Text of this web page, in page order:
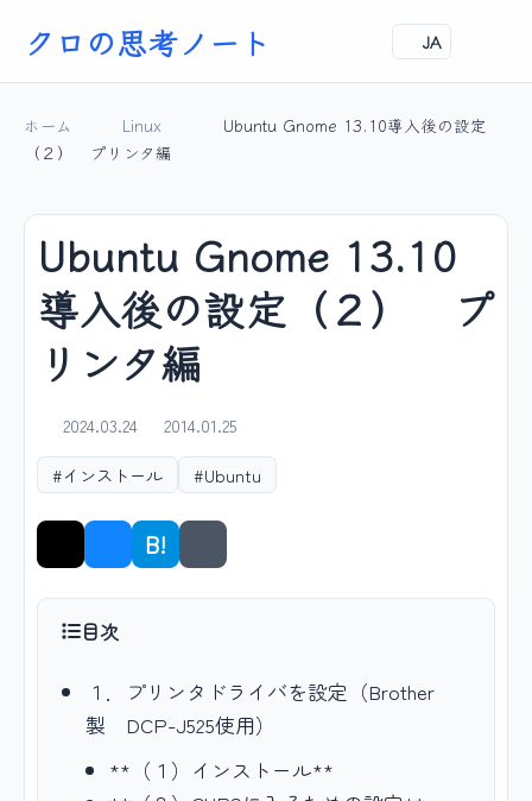
クロの思考ノート JA
ホーム Linux
Ubuntu Gnome 13.10導入後の設定
（２） プリンタ編
Ubuntu Gnome 13.10
導入後の設定（２） プ
リンタ編
2024.03.24
2014.01.25
#インストール
#Ubuntu
B! シェア
目次
１．プリンタドライバを設定（Brother
製 DCP-J525使用）
**（１）インストール**